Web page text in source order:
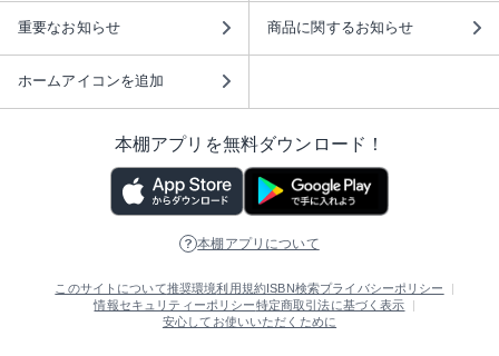
重要なお知らせ 商品に関するお知らせ
ホームアイコンを追加
本棚アプリを無料ダウンロード！
本棚アプリについて
このサイトについて推奨環境利用規約ISBN検索プライバシーポリシー
情報セキュリティーポリシー特定商取引法に基づく表示
安心してお使いいただくために